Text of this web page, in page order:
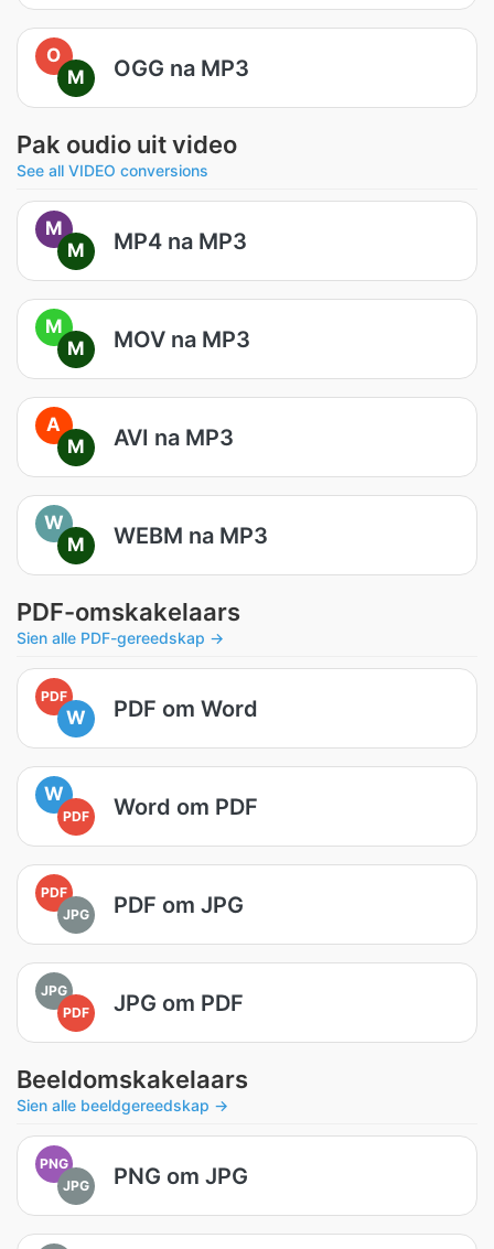
O
M
OGG na MP3
Pak oudio uit video
See all VIDEO conversions
M
M
MP4 na MP3
M
M
MOV na MP3
A
M
AVI na MP3
W
M
WEBM na MP3
PDF-omskakelaars
Sien alle PDF-gereedskap →
PDF
W PDF om Word
W
PDF Word om PDF
PDF
JPG
PDF om JPG
JPG
PDF
JPG om PDF
Beeldomskakelaars
Sien alle beeldgereedskap →
PNG
JPG
PNG om JPG